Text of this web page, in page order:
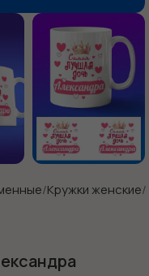
Кружки женские